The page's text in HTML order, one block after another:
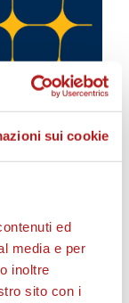
sui cookie
ed
media e per
inoltre
sito con i